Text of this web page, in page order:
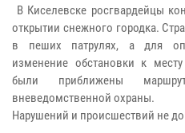
В Киселевске росгвардейцы
открытии снежного городка.
в пеших патрулях, а для
изменение обстановки к
были приближены
вневедомственной охраны.
Нарушений и происшествий не